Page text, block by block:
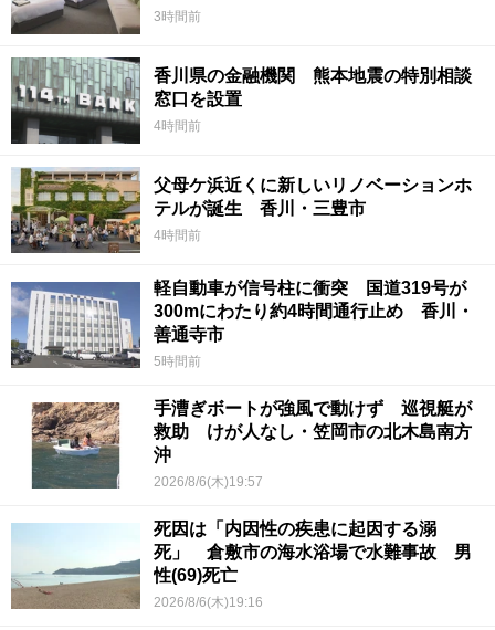
3時間前
香川県の金融機関 熊本地震の特別相談
窓口を設置
4時間前
父母ケ浜近くに新しいリノベーションホ
テルが誕生 香川・三豊市
4時間前
軽自動車が信号柱に衝突 国道319号が
300mにわたり約4時間通行止め 香川・
善通寺市
5時間前
手漕ぎボートが強風で動けず 巡視艇が
救助 けが人なし・笠岡市の北木島南方
沖
2026/8/6(木)19:57
死因は「内因性の疾患に起因する溺
死」 倉敷市の海水浴場で水難事故 男
性(69)死亡
2026/8/6(木)19:16